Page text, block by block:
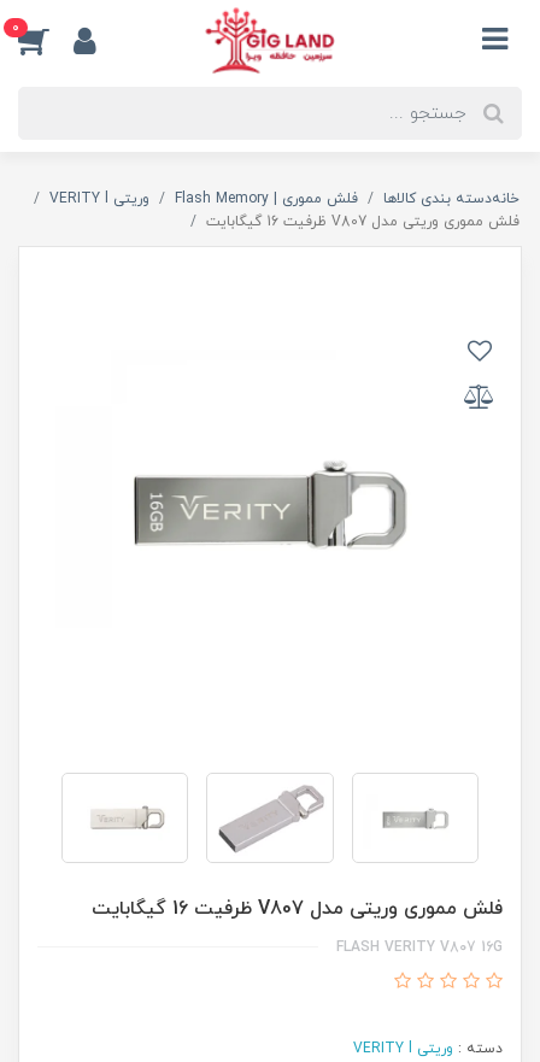
0
خانهدسته بندی کالاها فلش مموری | Flash Memory
وریتی VERITY l
فلش مموری وریتی مدل V807 ظرفیت 16 گیگابایت
فلش مموری وریتی مدل V807 ظرفیت 16 گیگابایت
FLASH VERITY V807 16G
دسته : وریتی VERITY l